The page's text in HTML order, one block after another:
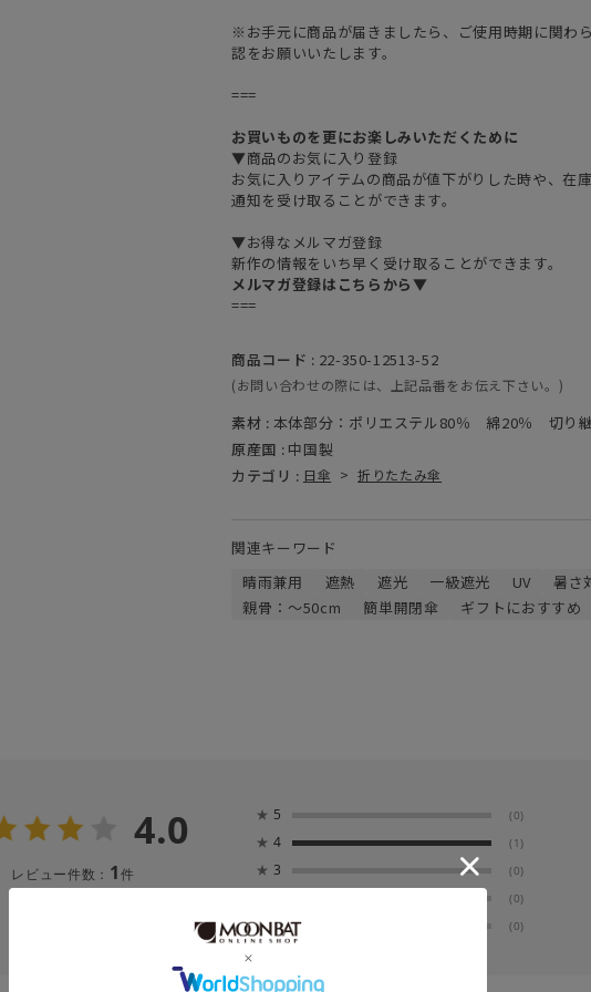
※お手元に商品が届きましたら、ご使用時期に関わ
認をお願いいたします。
===
お買いものを更にお楽しみいただくために
▼商品のお気に入り登録
お気に入りアイテムの商品が値下がりした時や、在
通知を受け取ることができます。
▼お得なメルマガ登録
新作の情報をいち早く受け取ることができます。
メルマガ登録はこちらから▼
===
商品コード : 22-350-12513-52
(お問い合わせの際には、上記品番をお伝え下さい。)
素材 : 本体部分：ポリエステル80％ 綿20％ 切り
原産国 : 中国製
カテゴリ : 日傘 > 折りたたみ傘
関連キーワード
晴雨兼用
遮熱 遮光 一級遮光 UV 暑さ
親骨：～50cm
簡単開閉傘 ギフトにおすすめ
4.0
レビュー件数： 1件
★ 5 (0)
★ 4 (1)
★ 3 (0)
(0)
★ 1 (0)